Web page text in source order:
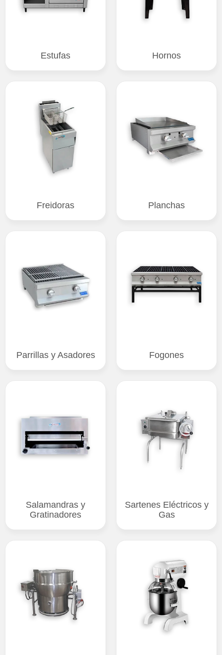
Estufas Hornos
Freidoras Planchas
Parrillas y Asadores Fogones
Salamandras y
Gratinadores
Sartenes Eléctricos y
Gas